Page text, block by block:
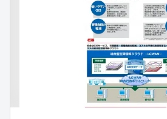
長化の考え方をご確認いただけます。